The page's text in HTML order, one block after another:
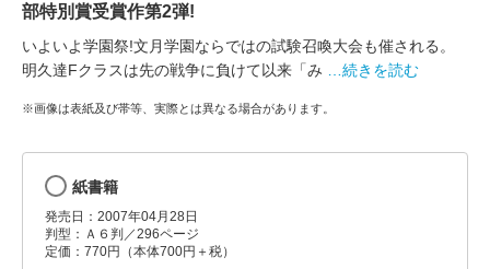
部特別賞受賞作第2弾!
いよいよ学園祭!文月学園ならではの試験召喚大会も催される。
明久達Fクラスは先の戦争に負けて以来「み
…続きを読む
※画像は表紙及び帯等、実際とは異なる場合があります。
紙書籍
発売日：2007年04月28日
判型：Ａ６判／296ページ
定価：770円（本体700円＋税）